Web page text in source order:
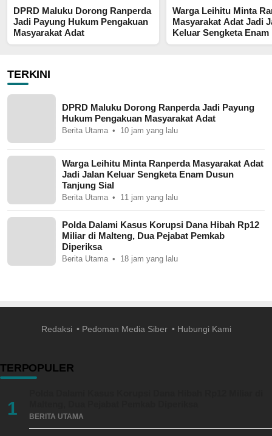
DPRD Maluku Dorong Ranperda
Jadi Payung Hukum Pengakuan
Masyarakat Adat
Warga Leihitu Minta
Masyarakat Adat Jadi
Keluar Sengketa Enam
Tanjung Sial
TERKINI
DPRD Maluku Dorong Ranperda Jadi Payung
Hukum Pengakuan Masyarakat Adat
Berita Utama 10 jam yang lalu
Warga Leihitu Minta Ranperda Masyarakat Adat
Jadi Jalan Keluar Sengketa Enam Dusun
Tanjung Sial
Berita Utama 11 jam yang lalu
Polda Dalami Kasus Korupsi Dana Hibah Rp12
Miliar di Malteng, Dua Pejabat Pemkab
Diperiksa
Berita Utama 18 jam yang lalu
Redaksi Pedoman Media Siber Hubungi Kami
TERPOPULER
1 BERITA UTAMA